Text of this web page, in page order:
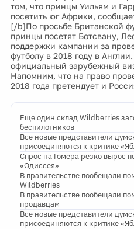
том, что принцы Уильям и
посетить юг Африки,
[/b]По просьбе Британской
принцы посетят Ботсвану,
поддержки кампании за
футболу в 2018 году в
официальный зарубежный
Напомним, что на право
2018 года претендует и
Еще один склад Wildberries
беспилотников
Все новые представители
присоединяются к критике
Спрос на Гомера резко вырос
«Одиссея»
В правительстве пообещали
Wildberries
В правительстве пообещали
продавцам
Все новые представители
присоединяются к критике